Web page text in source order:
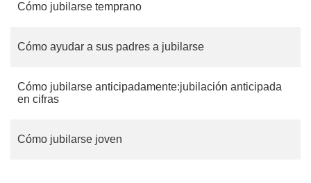
Cómo jubilarse temprano
Cómo ayudar a sus padres a jubilarse
Cómo jubilarse anticipadamente:jubilación anticipada
en cifras
Cómo jubilarse joven